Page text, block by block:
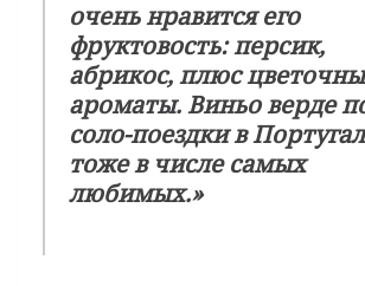
очень нравится его
фруктовость: персик,
абрикос, плюс
ароматы. Виньо верде
соло-поездки в
тоже в числе самых
любимых.»